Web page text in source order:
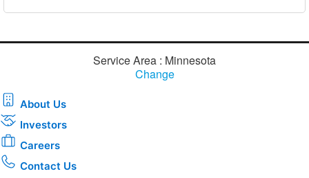
Service Area : Minnesota
Change
About Us
Investors
Careers
Contact Us